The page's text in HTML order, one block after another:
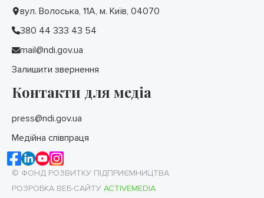
вул. Волоська, 11А, м. Київ, 04070
380 44 333 43 54
mail@ndi.gov.ua
Залишити звернення
Контакти для медіа
press@ndi.gov.ua
Медійна співпраця
© ФОНД РОЗВИТКУ ПІДПРИЄМНИЦТВА
РОЗРОБКА ВЕБ-САЙТУ ACTIVEMEDIA